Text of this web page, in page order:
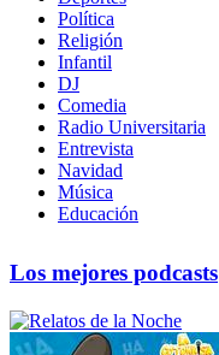
Política
Religión
Infantil
DJ
Comedia
Radio Universitaria
Entrevista
Navidad
Música
Educación
Los mejores podcasts